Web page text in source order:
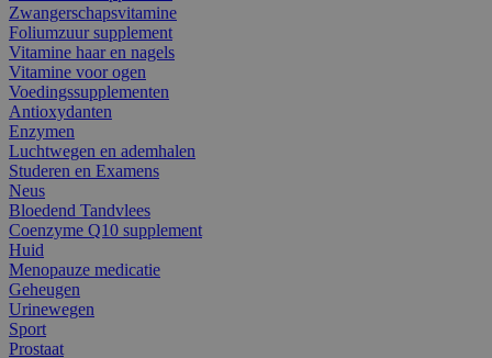
Zwangerschapsvitamine
Foliumzuur supplement
Vitamine haar en nagels
Vitamine voor ogen
Voedingssupplementen
Antioxydanten
Enzymen
Luchtwegen en ademhalen
Studeren en Examens
Neus
Bloedend Tandvlees
Coenzyme Q10 supplement
Huid
Menopauze medicatie
Geheugen
Urinewegen
Sport
Prostaat